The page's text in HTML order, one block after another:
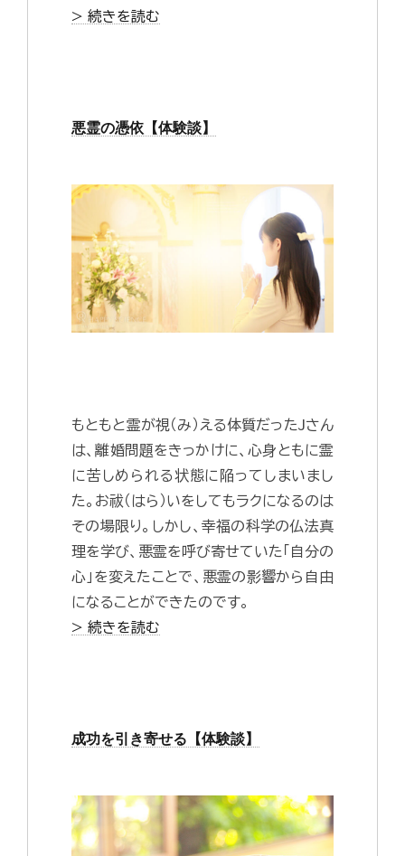
> 続きを読む
悪霊の憑依【体験談】
もともと霊が視（み）える体質だったJさん
は、離婚問題をきっかけに、心身ともに霊
に苦しめられる状態に陥ってしまいまし
た。お祓（はら）いをしてもラクになるのは
その場限り。しかし、幸福の科学の仏法真
理を学び、悪霊を呼び寄せていた「自分の
心」を変えたことで、悪霊の影響から自由
になることができたのです。
> 続きを読む
成功を引き寄せる【体験談】